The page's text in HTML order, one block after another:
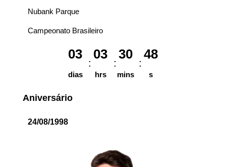
Nubank Parque
Campeonato Brasileiro
03
dias
03
hrs
30
mins
48
s
Aniversário
24/08/1998